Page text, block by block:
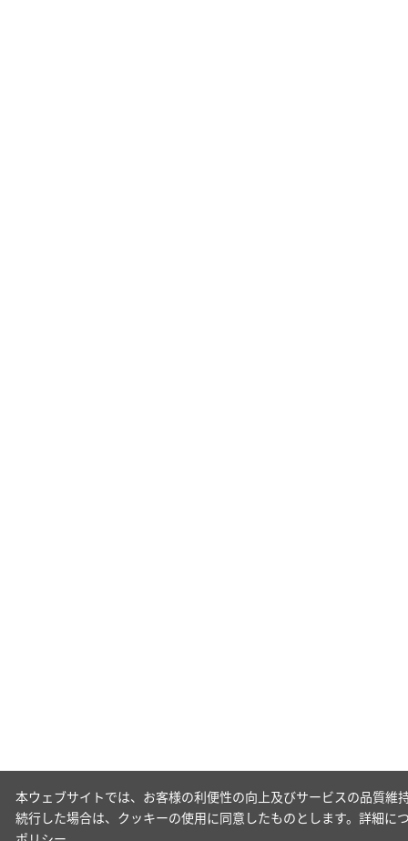
本ウェブサイトでは、お客様の利便性の向上及びサービスの品質
続行した場合は、クッキーの使用に同意したものとします。詳細